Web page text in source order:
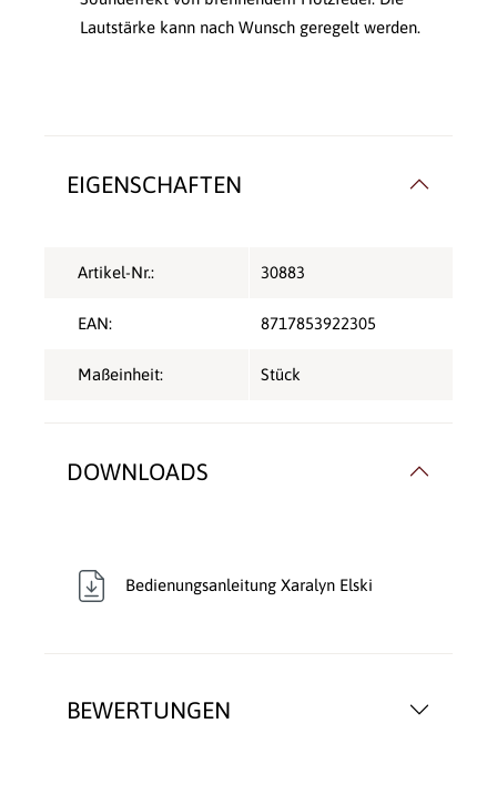
Lautstärke kann nach Wunsch geregelt werden.
BEWERTUNGEN
EIGENSCHAFTEN
Artikel-Nr.: 30883
EAN: 8717853922305
Maßeinheit: Stück
DOWNLOADS
Bedienungsanleitung Xaralyn Elski